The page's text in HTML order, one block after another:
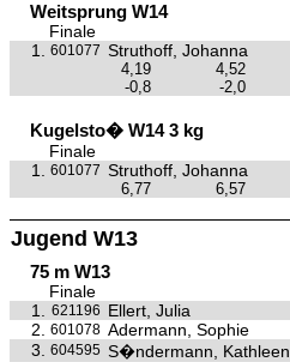
Weitsprung W14
Finale
1.
601077 Struthoff, Johanna
4,19 4,52
-0,8
-2,0
Kugelsto� W14 3 kg
Finale
1.
601077 Struthoff, Johanna
6,77 6,57
Jugend W13
75 m W13
Finale
1.
621196 Ellert, Julia
2.
601078 Adermann, Sophie
3.
604595 S�ndermann, Kathleen